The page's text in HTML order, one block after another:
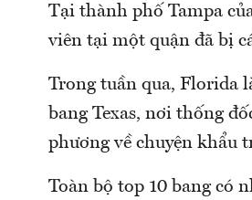
Tại thành phố Tampa
viên tại một quận đã bị
Trong tuần qua, Florida
bang Texas, nơi thống
phương về chuyện khẩu
Toàn bộ top 10 bang có